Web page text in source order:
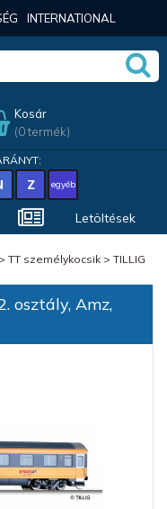
INTERNATIONAL
Kosár
(0 termék)
Z egyéb
Letöltések
TT személykocsik> TILLIG
osztály, Amz,